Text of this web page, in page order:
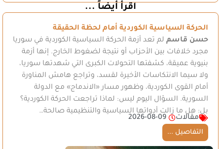
اقرأ أيضاً ...
الحركة السياسية الكوردية أمام لحظة الحقيقة
حسن قاسم لم تعد أزمة الحركة السياسية الكوردية في سوريا
مجرد خلافات بين الأحزاب أو نتيجة لضغوط الخارج. إنها أزمة
بنيوية عميقة، كشفتها التحولات الكبرى التي شهدتها سوريا،
ولا سيما الانتكاسات الأخيرة لقسد، وتراجع هامش المناورة
أمام القوى الكوردية، وظهور مسار «الاندماج» مع الدولة
السورية. السؤال اليوم ليس: لماذا تراجعت الحركة الكوردية؟
بل: هل ما زالت أدواتها السياسية والتنظيمية صالحة…
مقالات
2026-08-09
التفاصيل ...